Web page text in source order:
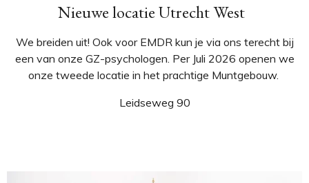
Nieuwe locatie Utrecht West
We breiden uit! Ook voor EMDR kun je via ons terecht bij
een van onze GZ-psychologen. Per Juli 2026 openen we
onze tweede locatie in het prachtige Muntgebouw.
Leidseweg 90